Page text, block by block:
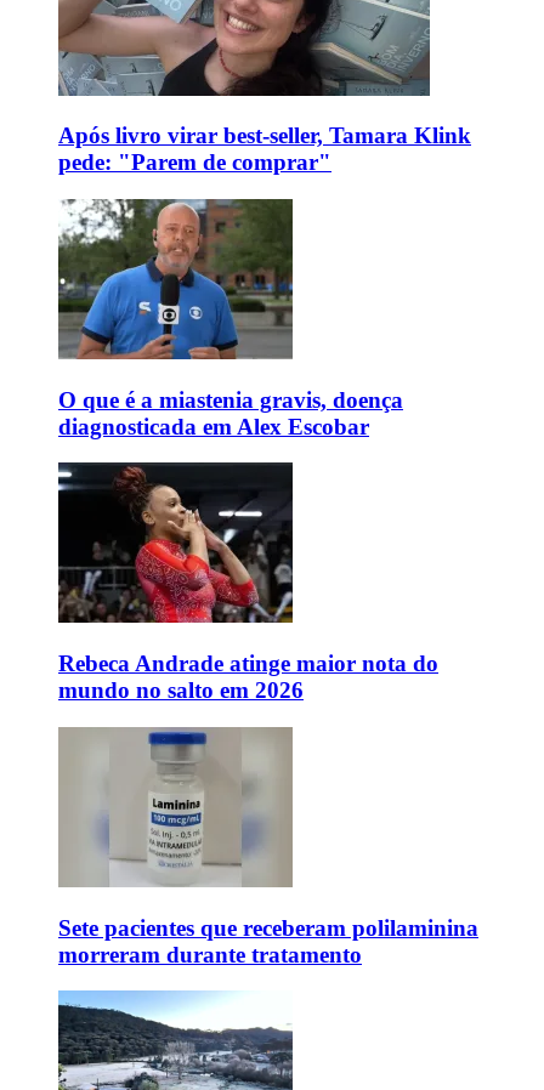
Após livro virar best-seller, Tamara Klink
pede: "Parem de comprar"
O que é a miastenia gravis, doença
diagnosticada em Alex Escobar
Rebeca Andrade atinge maior nota do
mundo no salto em 2026
Sete pacientes que receberam polilaminina
morreram durante tratamento